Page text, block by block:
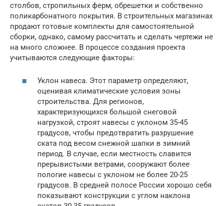
столбов, стропильных ферм, обрешетки и собственно
поликарбонатного покрытия. В строительных магазинах
продают готовые комплекты для самостоятельной
сборки, однако, самому рассчитать и сделать чертежи не
на много сложнее. В процессе создания проекта
учитываются следующие факторы:
Уклон навеса. Этот параметр определяют,
оценивая климатические условия зоны
строительства. Для регионов,
характеризующихся большой снеговой
нагрузкой, строят навесы с уклоном 35-45
градусов, чтобы предотвратить разрушение
ската под весом снежной шапки в зимний
период. В случае, если местность славится
прерывистыми ветрами, сооружают более
пологие навесы с уклоном не более 20-25
градусов. В средней полосе России хорошо себя
показывают конструкции с углом наклона